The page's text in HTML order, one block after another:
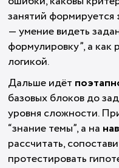
занятий формируется
— умение видеть
формулировку”, а как
логикой.
Дальше идёт
базовых блоков до
уровня сложности.
“знание темы”, а на
рассчитать,
протестировать